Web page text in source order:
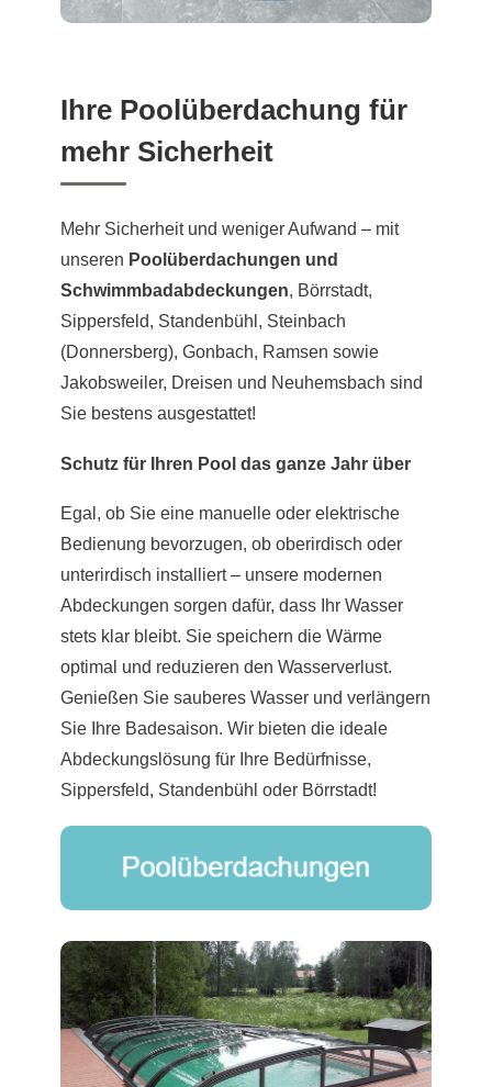
Ihre Poolüberdachung für
mehr Sicherheit
Mehr Sicherheit und weniger Aufwand – mit
unseren Poolüberdachungen und
Schwimmbadabdeckungen, Börrstadt,
Sippersfeld, Standenbühl, Steinbach
(Donnersberg), Gonbach, Ramsen sowie
Jakobsweiler, Dreisen und Neuhemsbach sind
Sie bestens ausgestattet!
Schutz für Ihren Pool das ganze Jahr über
Egal, ob Sie eine manuelle oder elektrische
Bedienung bevorzugen, ob oberirdisch oder
unterirdisch installiert – unsere modernen
Abdeckungen sorgen dafür, dass Ihr Wasser
stets klar bleibt. Sie speichern die Wärme
optimal und reduzieren den Wasserverlust.
Genießen Sie sauberes Wasser und verlängern
Sie Ihre Badesaison. Wir bieten die ideale
Abdeckungslösung für Ihre Bedürfnisse,
Sippersfeld, Standenbühl oder Börrstadt!